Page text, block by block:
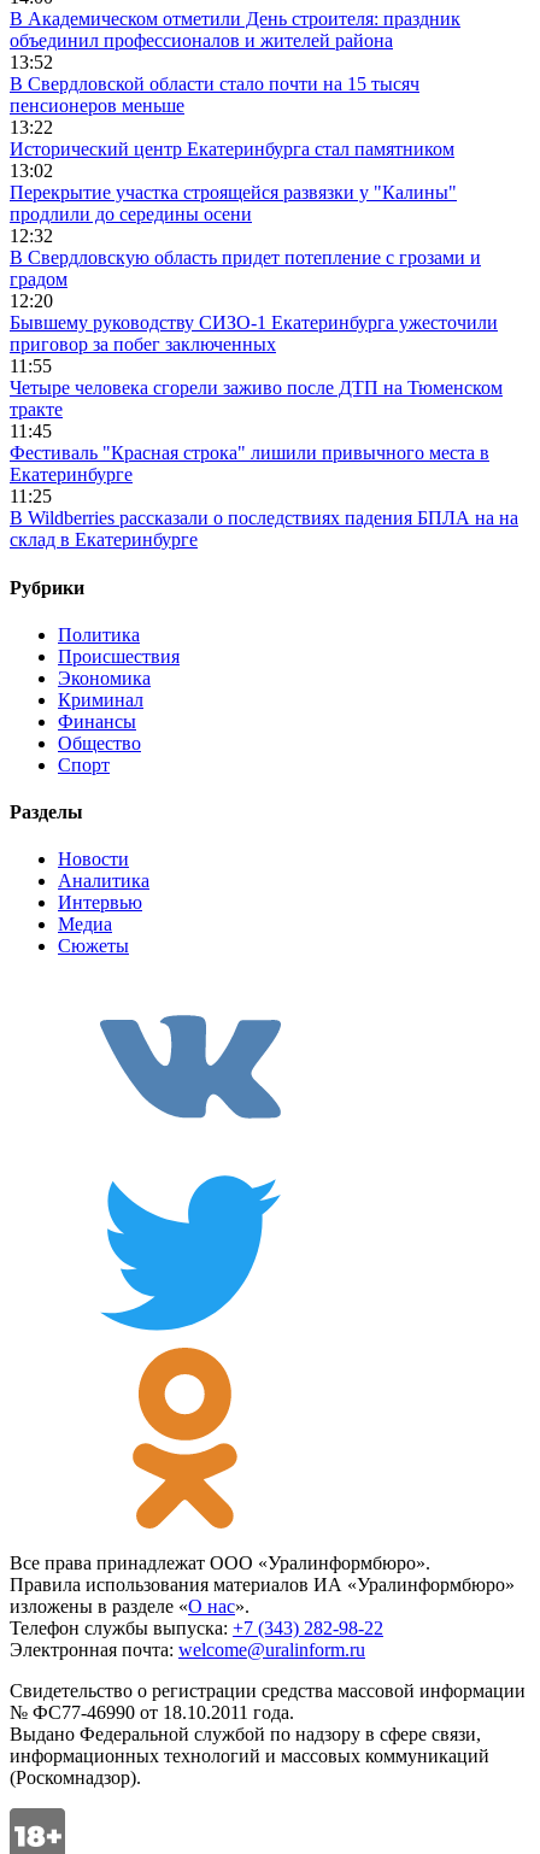
В Академическом отметили День строителя: праздник
объединил профессионалов и жителей района
13:52
В Свердловской области стало почти на 15 тысяч
пенсионеров меньше
13:22
Исторический центр Екатеринбурга стал памятником
13:02
Перекрытие участка строящейся развязки у "Калины"
продлили до середины осени
12:32
В Свердловскую область придет потепление с грозами и
градом
12:20
Бывшему руководству СИЗО-1 Екатеринбурга ужесточили
приговор за побег заключенных
11:55
Четыре человека сгорели заживо после ДТП на Тюменском
тракте
11:45
Фестиваль "Красная строка" лишили привычного места в
Екатеринбурге
11:25
В Wildberries рассказали о последствиях падения БПЛА на на
склад в Екатеринбурге
Рубрики
Политика
Происшествия
Экономика
Криминал
Финансы
Общество
Спорт
Разделы
Новости
Аналитика
Интервью
Медиа
Сюжеты
Все права принадлежат ООО «Уралинформбюро».
Правила использования материалов ИА «Уралинформбюро»
изложены в разделе «О нас».
Телефон службы выпуска: +7 (343) 282-98-22
Электронная почта: welcome@uralinform.ru
Свидетельство о регистрации средства массовой информации
№ ФС77-46990 от 18.10.2011 года.
Выдано Федеральной службой по надзору в сфере связи,
информационных технологий и массовых коммуникаций
(Роскомнадзор).